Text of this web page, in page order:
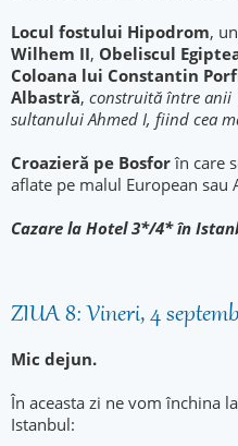
Locul fostului Hipodrom,
Wilhem II, Obeliscul
Coloana lui Constantin
Albastră, construită între anii
sultanului Ahmed I, fiind cea
Croazieră pe Bosforîn care
aflate pe malul European sau
Cazare la Hotel 3*/4* în
ZIUA 8: Vineri, 4
Mic dejun.
În aceasta zi ne vom închina
Istanbul: